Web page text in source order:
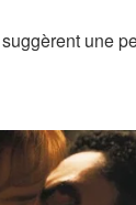
une